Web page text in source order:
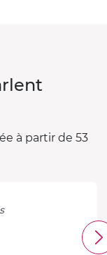
à partir de 53